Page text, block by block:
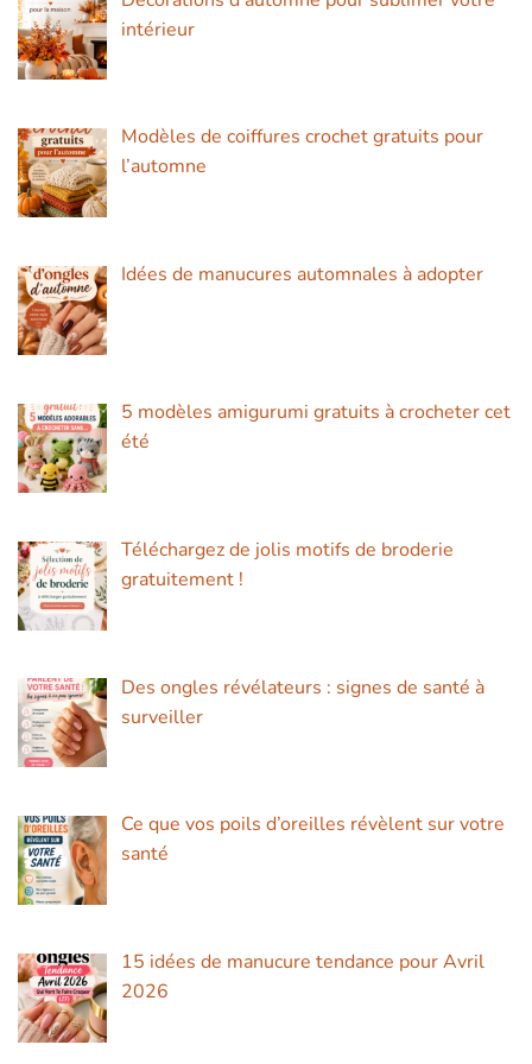
intérieur
Modèles de coiffures crochet gratuits pour
l’automne
Idées de manucures automnales à adopter
5 modèles amigurumi gratuits à crocheter cet
été
Téléchargez de jolis motifs de broderie
gratuitement !
Des ongles révélateurs : signes de santé à
surveiller
Ce que vos poils d’oreilles révèlent sur votre
santé
15 idées de manucure tendance pour Avril
2026